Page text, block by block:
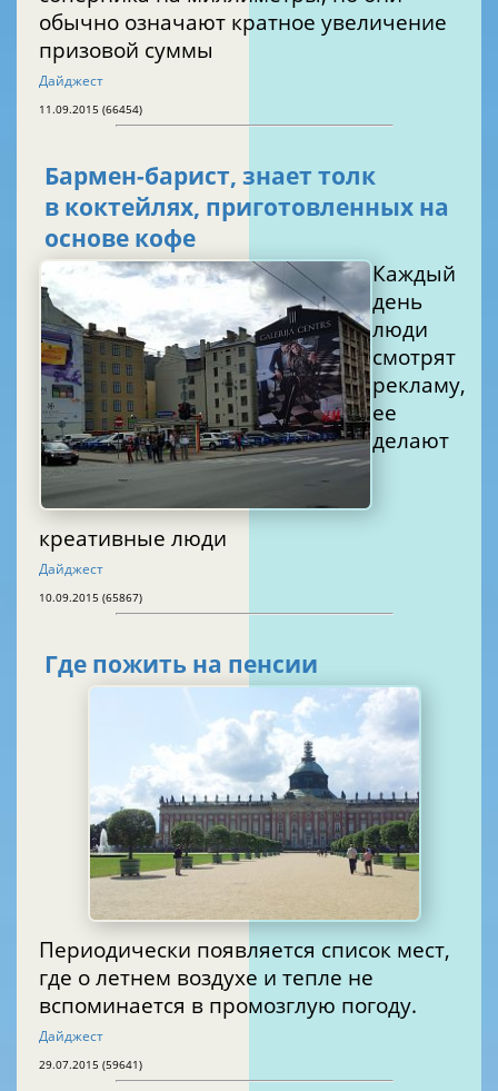
обычно означают кратное увеличение
призовой суммы
Дайджест
11.09.2015 (66454)
Бармен-барист, знает толк
в коктейлях, приготовленных на
основе кофе
Каждый
день
люди
смотрят
рекламу,
ее
делают
креативные люди
Дайджест
10.09.2015 (65867)
Где пожить на пенсии
Периодически появляется список мест,
где о летнем воздухе и тепле не
вспоминается в промозглую погоду.
Дайджест
29.07.2015 (59641)